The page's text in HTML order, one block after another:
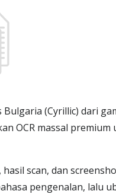
(Cyrillic) dari
OCR massal
scan, dan
pengenalan, lalu